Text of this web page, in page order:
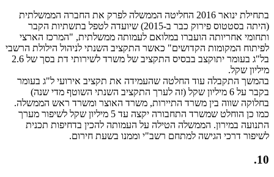
בתחילת ינואר 2016 החליטה הממשלה לפרק את החברה הממשלתית
(היתה בסטטוס פירוק כבר ב-2015) שיועדה לטפל בתשתיות הקבר
ותחומי אחריותה הועברו במלואם לעמותה ממשלתית, "המרכז הארצי
לפיתוח המקומות הקדושים" כאשר התקציב השנתי לניהול הילולת הרשבי
בל"ג בעומר יתוקצב בבסיס התקציב של משרד לשירותי דת בסך של 2.6
מיליון שקל.
בהמשך התקבלה עוד החלטה שהעמידה את תקציב אירועי ל"ג בעומר
בקבר על 6 מיליון שקל (זה לערך התקציב השנתי השוטף מדי שנה)
בחלוקה שווה בין משרד התיירות, משרד האוצר ומשרד ראש הממשלה.
כמו כן הוחלט שמשרד התחבורה יקצה עד 5 מיליון שקל לשיפור מערך
התנועה במירון. הממשלה הטילה על העמותה להכין בדחיפות תכנית
לשיפור דרכי הגישה למתחם רשב"י וממנו בשעת חירום.
10.